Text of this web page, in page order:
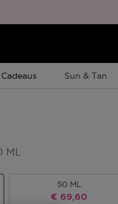
Gratis
Sun & Tan
ML
50 ML
Kortingsprijs
€ 69,60